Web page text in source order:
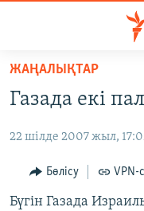
Skip
main
Skip
Navigation
САЯСАТ
AZATTYQTV
ҚАҢТАР ОҚИҒАСЫ
АДАМ ҚҰҚЫҚТАРЫ
ЖАҢАЛЫҚТАР
Газада екі
22 шілде 2007 жыл,
Бөлісу VPN-
Бүгін Газада